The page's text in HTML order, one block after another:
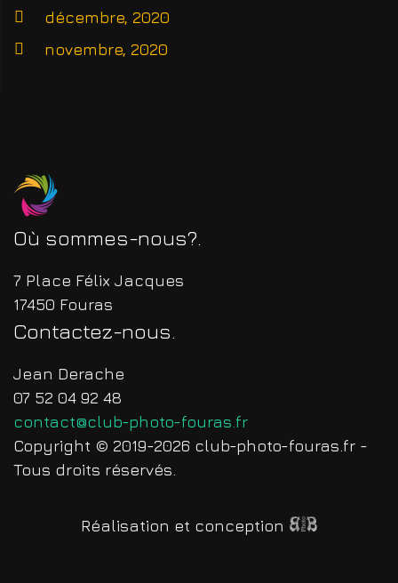
décembre, 2020
novembre, 2020
Où sommes-nous?
7 Place Félix Jacques
17450 Fouras
Contactez-nous
Jean Derache
07 52 04 92 48
contact@club-photo-fouras.fr
Copyright © 2019-2026 club-photo-fouras.fr -
Tous droits réservés.
Réalisation et conception